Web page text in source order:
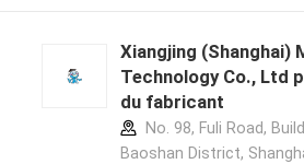
Xiangjing (Shanghai)
Technology Co., Ltd
du fabricant
No. 98, Fuli Road,
Baoshan District,